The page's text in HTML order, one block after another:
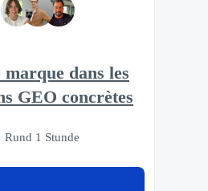
dans les
GEO concrètes
Rund 1 Stunde